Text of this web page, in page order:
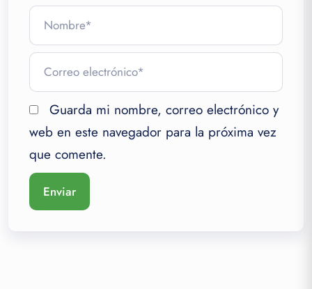
Guarda mi nombre, correo electrónico y
web en este navegador para la próxima vez
que comente.